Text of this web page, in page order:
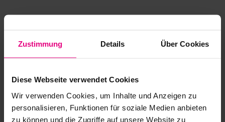
Zustimmung Details Über Cookies
Diese Webseite verwendet Cookies
Wir verwenden Cookies, um Inhalte und Anzeigen zu
personalisieren, Funktionen für soziale Medien anbieten
zu können und die Zugriffe auf unsere Website zu